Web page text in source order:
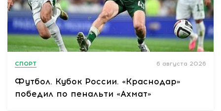
СПОРТ 6 августа 2026
Футбол. Кубок России. «Краснодар»
победил по пенальти «Ахмат»